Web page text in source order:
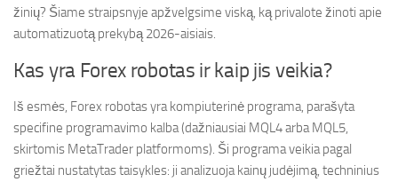
žinių? Šiame straipsnyje apžvelgsime viską, ką privalote žinoti apie
automatizuotą prekybą 2026-aisiais.
Kas yra Forex robotas ir kaip jis veikia?
Iš esmės, Forex robotas yra kompiuterinė programa, parašyta
specifine programavimo kalba (dažniausiai MQL4 arba MQL5,
skirtomis MetaTrader platformoms). Ši programa veikia pagal
griežtai nustatytas taisykles: ji analizuoja kainų judėjimą, techninius